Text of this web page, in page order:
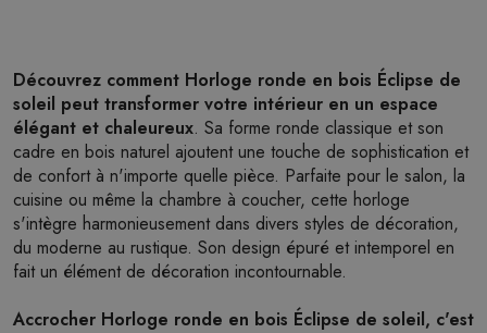
Découvrez comment Horloge ronde en bois Éclipse de
soleil peut transformer votre intérieur en un espace
élégant et chaleureux. Sa forme ronde classique et son
cadre en bois naturel ajoutent une touche de sophistication et
de confort à n'importe quelle pièce. Parfaite pour le salon, la
cuisine ou même la chambre à coucher, cette horloge
s'intègre harmonieusement dans divers styles de décoration,
du moderne au rustique. Son design épuré et intemporel en
fait un élément de décoration incontournable.
Accrocher Horloge ronde en bois Éclipse de soleil, c'est